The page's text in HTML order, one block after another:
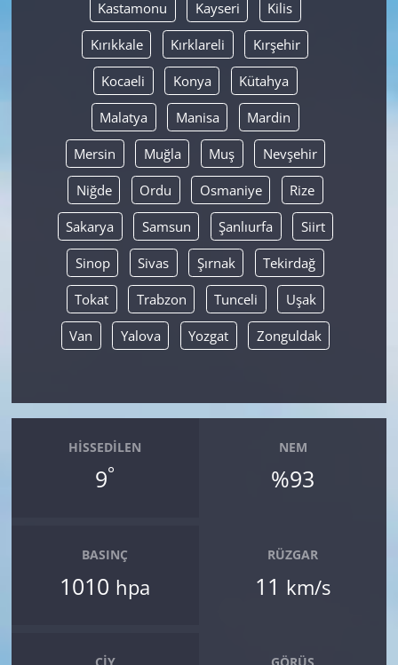
Kastamonu Kayseri Kilis
Kırıkkale Kırklareli Kırşehir
Kocaeli Konya Kütahya
Malatya Manisa Mardin
Mersin Muğla Muş Nevşehir
Niğde Ordu Osmaniye Rize
Sakarya Samsun Şanlıurfa Siirt
Sinop Sivas Şırnak Tekirdağ
Tokat Trabzon Tunceli Uşak
Van Yalova Yozgat Zonguldak
HISSEDILEN
9°
NEM
%93
BASINÇ
1010 hpa
RÜZGAR
11 km/s